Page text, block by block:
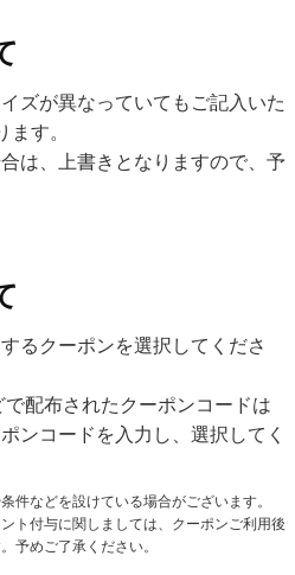
ズが異なっていてもご記入いた
す。
は、上書きとなりますので、予
るクーポンを選択してくださ
配布されたクーポンコードは
ンコードを入力し、選択してく
件などを設けている場合がございます。
ト付与に関しましては、クーポンご利用後
予めご了承ください。